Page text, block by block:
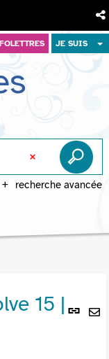
JE SUIS
recherche avancée
Lien
15 |